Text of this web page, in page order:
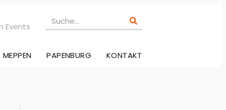
Events
MEPPEN PAPENBURG KONTAKT